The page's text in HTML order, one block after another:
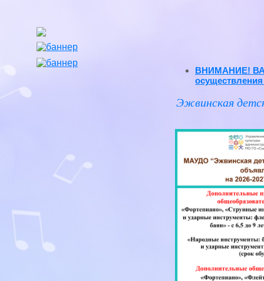
ВНИМАНИЕ!
осуществления
Эжвинская